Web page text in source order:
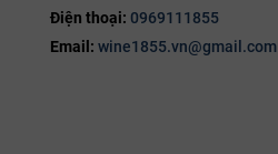
Điện thoại: 0969111855
Email: wine1855.vn@gmail.com